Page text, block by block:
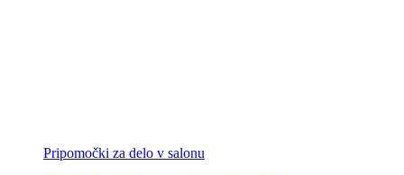
Pripomočki za delo v salonu